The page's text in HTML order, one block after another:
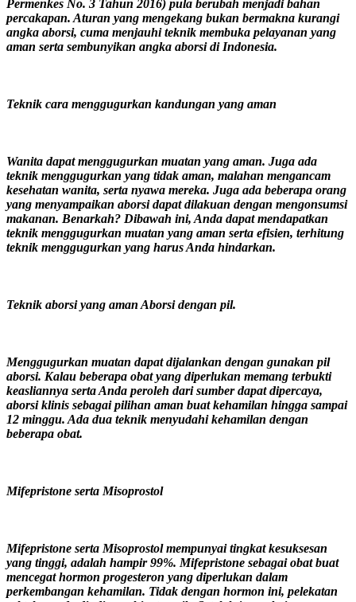
Permenkes No. 3 Tahun 2016) pula berubah menjadi bahan
percakapan. Aturan yang mengekang bukan bermakna kurangi
angka aborsi, cuma menjauhi teknik membuka pelayanan yang
aman serta sembunyikan angka aborsi di Indonesia.
Teknik cara menggugurkan kandungan yang aman
Wanita dapat menggugurkan muatan yang aman. Juga ada
teknik menggugurkan yang tidak aman, malahan mengancam
kesehatan wanita, serta nyawa mereka. Juga ada beberapa orang
yang menyampaikan aborsi dapat dilakuan dengan mengonsumsi
makanan. Benarkah? Dibawah ini, Anda dapat mendapatkan
teknik menggugurkan muatan yang aman serta efisien, terhitung
teknik menggugurkan yang harus Anda hindarkan.
Teknik aborsi yang aman Aborsi dengan pil.
Menggugurkan muatan dapat dijalankan dengan gunakan pil
aborsi. Kalau beberapa obat yang diperlukan memang terbukti
keasliannya serta Anda peroleh dari sumber dapat dipercaya,
aborsi klinis sebagai pilihan aman buat kehamilan hingga sampai
12 minggu. Ada dua teknik menyudahi kehamilan dengan
beberapa obat.
Mifepristone serta Misoprostol
Mifepristone serta Misoprostol mempunyai tingkat kesuksesan
yang tinggi, adalah hampir 99%. Mifepristone sebagai obat buat
mencegat hormon progesteron yang diperlukan dalam
perkembangan kehamilan. Tidak dengan hormon ini, pelekatan